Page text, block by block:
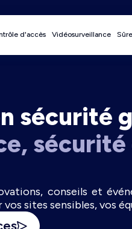
d'accès Vidéosurveillance
sécurité
conseils et
sites sensibles, vos